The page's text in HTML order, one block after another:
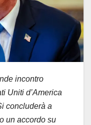
incontro
Uniti d’America
concluderà a
un accordo su